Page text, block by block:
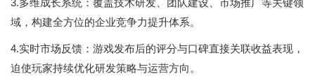
3.多维成长系统：覆盖技术研发、团队建设、市场推广等关键领
域，构建全方位的企业竞争力提升体系。
4.实时市场反馈：游戏发布后的评分与口碑直接关联收益表现，
迫使玩家持续优化研发策略与运营方向。